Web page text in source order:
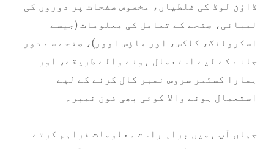
ڈاؤن لوڈ کی غلطیاں، مخصوص صفحات پر دوروں کی
لمبائی، صفحے کے تعامل کی معلومات (جیسے
اسکرولنگ، کلکس، اور ماؤس اوور)، صفحے سے دور
جانے کے لیے استعمال ہونے والے طریقے، اور
ہمارا کسٹمر سروس نمبر کال کرنے کے لیے
استعمال ہونے والا کوئی بھی فون نمبر۔
جہاں آپ ہمیں براہِ راست معلومات فراہم کرتے